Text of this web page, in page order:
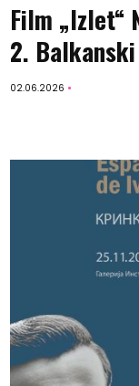
Film „Izlet“
2.
02.06.2026